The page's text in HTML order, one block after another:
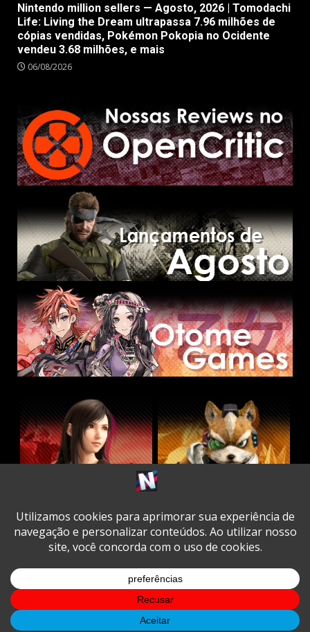
Nintendo million sellers — Agosto, 2026 | Tomodachi
Life: Living the Dream ultrapassa 7.96 milhões de
cópias vendidas, Pokémon Pokopia no Ocidente
vendeu 3.68 milhões, e mais
06/08/2026
TwitterFacebook
Instagram
YoutubeSpotifyCookie
Policy
Copyright © All rights reserved.
themes.